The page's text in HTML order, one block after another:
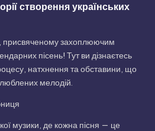
створення українських
присвяченому захоплюючим
пісень! Тут ви дізнаєтесь
натхнення та обставини, що
мелодій.
музики, де кожна пісня — це